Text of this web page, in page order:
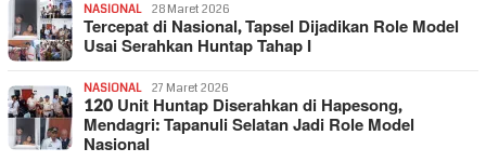
NASIONAL 28 Maret 2026
Tercepat di Nasional, Tapsel Dijadikan Role Model
Usai Serahkan Huntap Tahap I
NASIONAL 27 Maret 2026
120 Unit Huntap Diserahkan di Hapesong,
Mendagri: Tapanuli Selatan Jadi Role Model
Nasional